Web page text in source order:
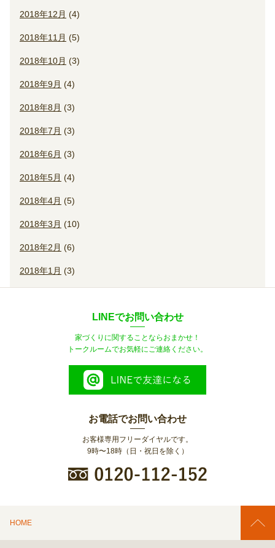
2018年12月 (4)
2018年11月 (5)
2018年10月 (3)
2018年9月 (4)
2018年8月 (3)
2018年7月 (3)
2018年6月 (3)
2018年5月 (4)
2018年4月 (5)
2018年3月 (10)
2018年2月 (6)
2018年1月 (3)
LINEでお問い合わせ
家づくりに関することならおまかせ！
トークルームでお気軽にご連絡ください。
お電話でお問い合わせ
お客様専用フリーダイヤルです。
9時〜18時（日・祝日を除く）
HOME